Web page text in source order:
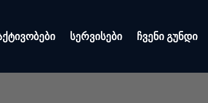
სერვისები ჩვენი გუნდი